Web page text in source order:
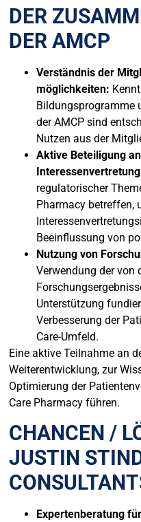
DER
DER AMCP
Verständnis der
möglichkeiten:
Bildungsprogramme
der AMCP sind
Nutzen aus der
Aktive Beteiligung
regulatorischer
Pharmacy betreffen,
Beeinflussung von
Nutzung von
Verwendung der von
Unterstützung
Verbesserung der
Care-Umfeld.
Eine aktive Teilnahme an
Weiterentwicklung, zur
Optimierung der
Care Pharmacy führen.
CHANCEN /
JUSTIN
Expertenberatung